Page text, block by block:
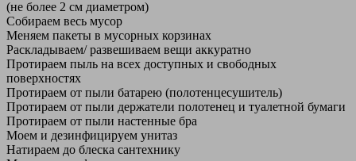
(не более 2 см диаметром)
Собираем весь мусор
Меняем пакеты в мусорных корзинах
Раскладываем/ развешиваем вещи аккуратно
Протираем пыль на всех доступных и свободных
поверхностях
Протираем от пыли батарею (полотенцесушитель)
Протираем от пыли держатели полотенец и туалетной бумаги
Протираем от пыли настенные бра
Моем и дезинфицируем унитаз
Натираем до блеска сантехнику